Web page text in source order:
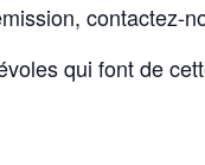
contactez-
qui font de